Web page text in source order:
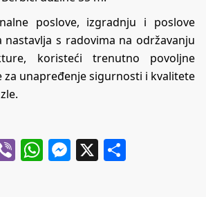
poslove, izgradnju i poslove
nastavlja s radovima na održavanju
koristeći trenutno povoljne
za unapređenje sigurnosti i kvalitete
ViberWhatsApp
Messenger
X